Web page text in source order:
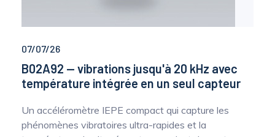
07/07/26
B02A92 — vibrations jusqu'à 20 kHz avec
température intégrée en un seul capteur
Un accéléromètre IEPE compact qui capture les
phénomènes vibratoires ultra-rapides et la